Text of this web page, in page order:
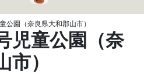
公園（奈良県大和郡山市）
児童公園（奈
）